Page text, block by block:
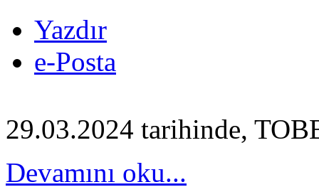
Yazdır
e-Posta
29.03.2024 tarihinde,
Devamını oku...